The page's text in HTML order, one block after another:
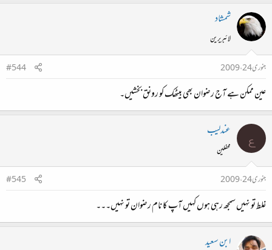
شمشاد
لائبریرین
جنوری 24، 2009
#544
عین ممکن ہے آج رضوان بھی بیٹھک کو رونق بخشیں۔
ع عندلیب
محفلین
جنوری 24، 2009
#545
غلط تو نہیں سمجھ رہی ہوں کہیں آپ کا نام رضوان تو نہیں‌۔۔۔
ابن سعید